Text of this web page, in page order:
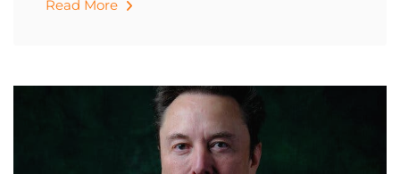
Read More